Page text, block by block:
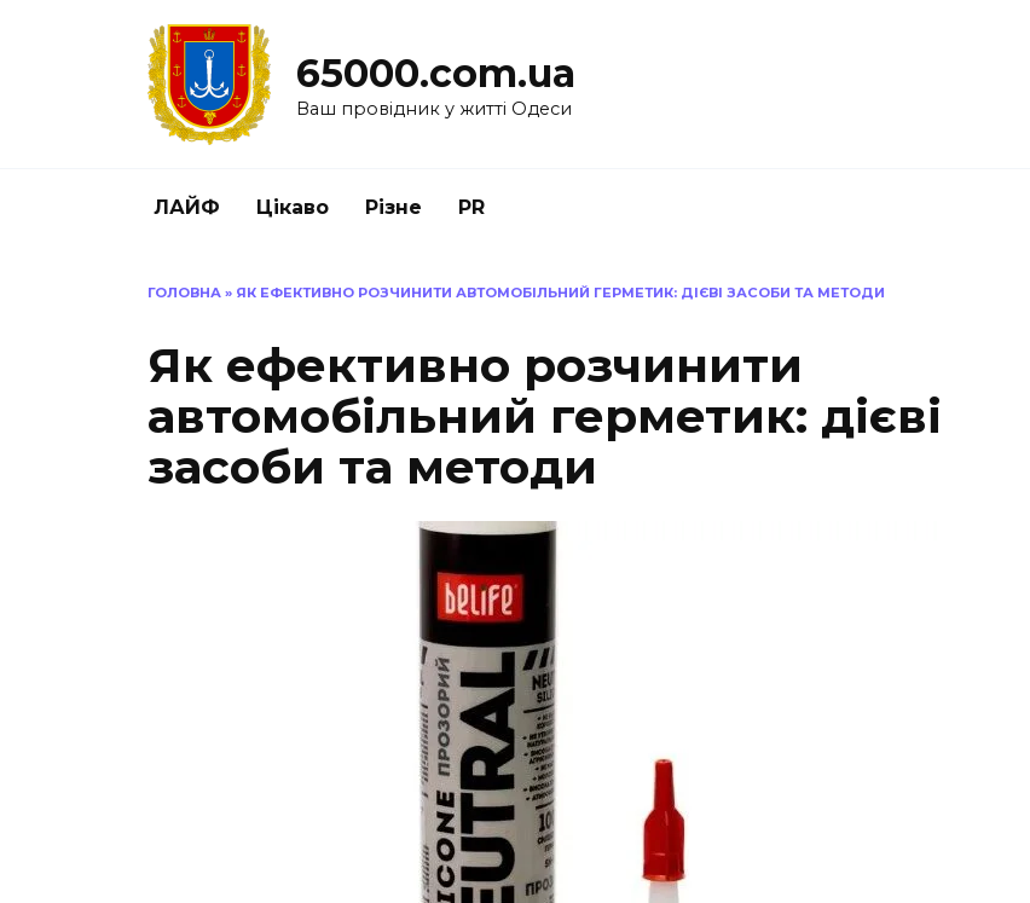
65000.com.ua
Ваш провідник у житті Одеси
ЛАЙФ Цікаво Різне PR
ГОЛОВНА » ЯК ЕФЕКТИВНО РОЗЧИНИТИ АВТОМОБІЛЬНИЙ ГЕРМЕТИК: ДІЄВІ ЗАСОБИ ТА МЕТОДИ
Як ефективно розчинити
автомобільний герметик: дієві
засоби та методи